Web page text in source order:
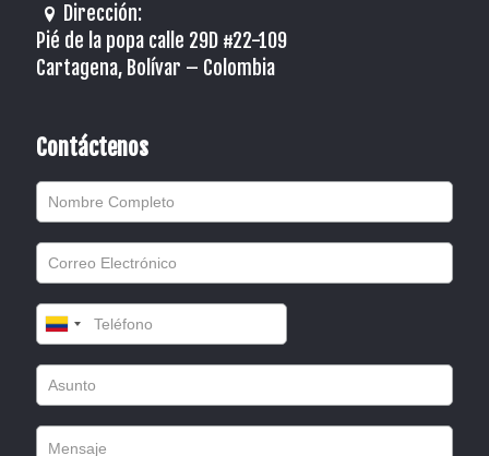
Dirección:
Pié de la popa calle 29D #22-109
Cartagena, Bolívar – Colombia
Contáctenos